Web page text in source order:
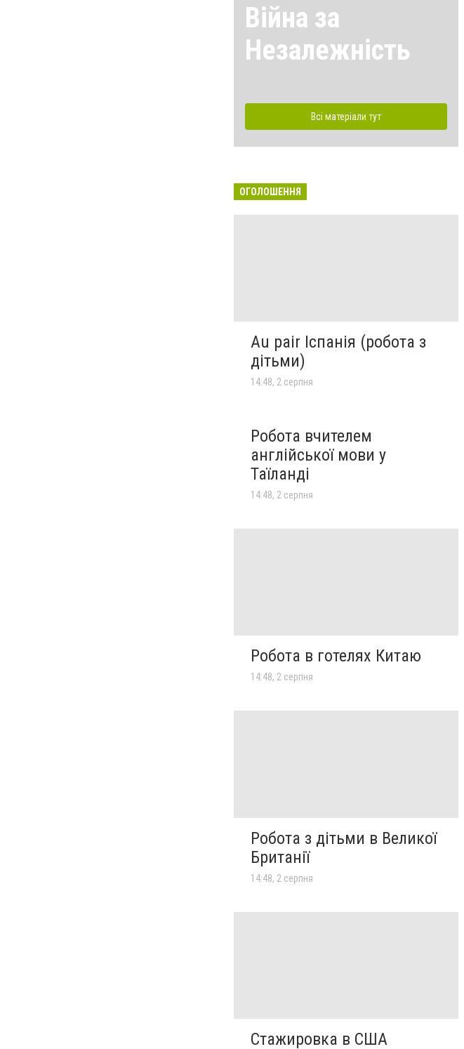
Війна за
Незалежність
Всі матеріали тут
ОГОЛОШЕННЯ
Au pair Іспанія (робота з
дітьми)
14:48, 2 серпня
Робота вчителем
англійської мови у
Таїланді
14:48, 2 серпня
Робота в готелях Китаю
14:48, 2 серпня
Робота з дітьми в Великої
Британії
14:48, 2 серпня
Стажировка в США